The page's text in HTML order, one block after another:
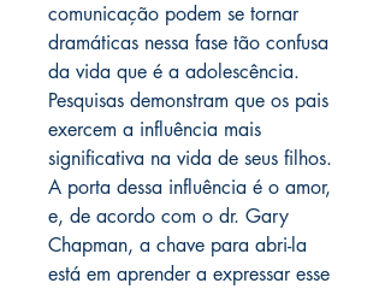
comunicação podem se tornar
dramáticas nessa fase tão confusa
da vida que é a adolescência.
Pesquisas demonstram que os pais
exercem a influência mais
significativa na vida de seus filhos.
A porta dessa influência é o amor,
e, de acordo com o dr. Gary
Chapman, a chave para abri-la
está em aprender a expressar esse